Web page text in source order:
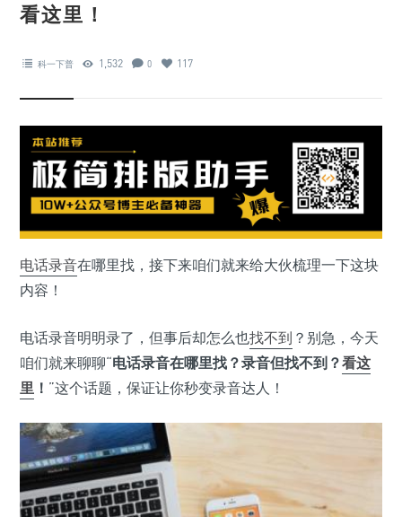
看这里！
科一下普 1,532 0 117
电话录音在哪里找，接下来咱们就来给大伙梳理一下这块
内容！
电话录音明明录了，但事后却怎么也找不到 ？别急，今天
咱们就来聊聊“电话录音在哪里找？录音但找不到？看这
里 ！ ”这个话题，保证让你秒变录音达人！